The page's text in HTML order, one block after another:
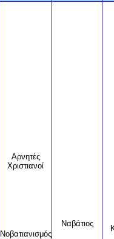
Ναβάτιος
Αρνητές
Χριστιανοί
Νοβατιανισμός